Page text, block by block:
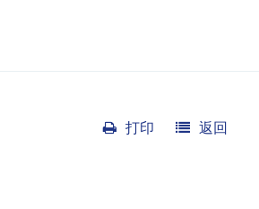
打印
返回